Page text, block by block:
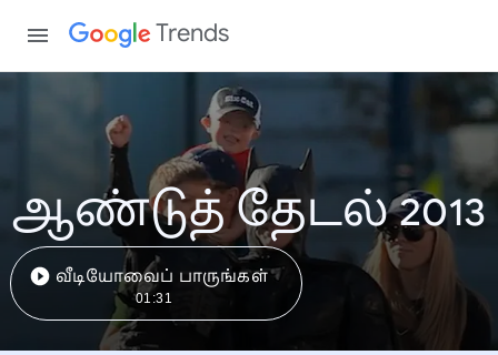
Trends
ஆண்டுத் தேடல் 2013
வீடியோவைப் பாருங்கள்
01:31